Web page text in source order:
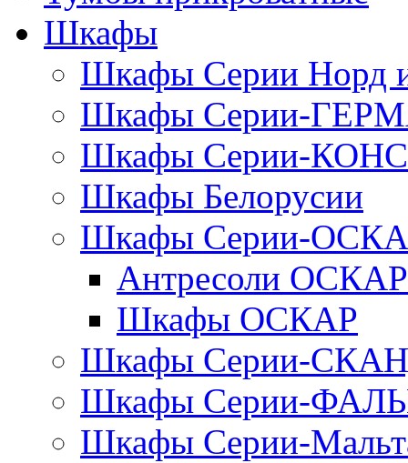
Шкафы
Шкафы Серии
Шкафы Серии-
Шкафы Серии-
Шкафы Белорусии
Шкафы Серии-
Антресоли ОСКАР
Шкафы ОСКАР
Шкафы Серии-
Шкафы Серии-
Шкафы Серии-